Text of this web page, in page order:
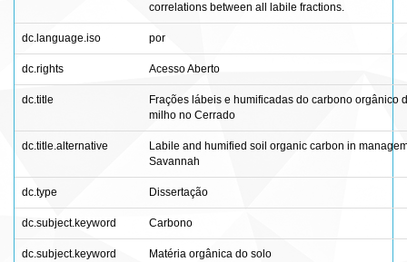
correlations between all labile fractions.
dc.language.iso por
dc.rights Acesso Aberto
dc.title
Frações lábeis e humificadas do carbono orgânico
milho no Cerrado
dc.title.alternative
Labile and humified soil organic carbon in
Savannah
dc.type Dissertação
dc.subject.keyword Carbono
dc.subject.keyword Matéria orgânica do solo